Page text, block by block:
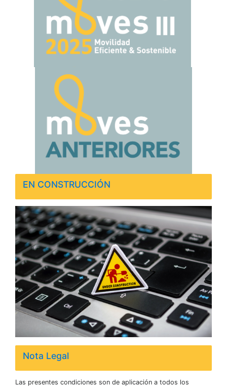
EN CONSTRUCCIÓN
Nota Legal
Las presentes condiciones son de aplicación a todos los